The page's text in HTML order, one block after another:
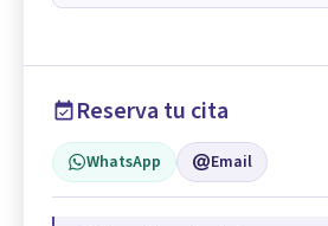
Reserva tu cita
WhatsApp Email